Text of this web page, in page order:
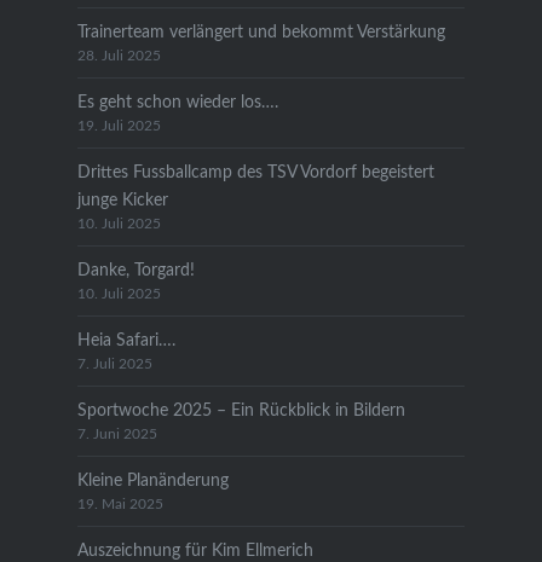
Trainerteam verlängert und bekommt Verstärkung
28. Juli 2025
Es geht schon wieder los….
19. Juli 2025
Drittes Fussballcamp des TSV Vordorf begeistert
junge Kicker
10. Juli 2025
Danke, Torgard!
10. Juli 2025
Heia Safari….
7. Juli 2025
Sportwoche 2025 – Ein Rückblick in Bildern
7. Juni 2025
Kleine Planänderung
19. Mai 2025
Auszeichnung für Kim Ellmerich